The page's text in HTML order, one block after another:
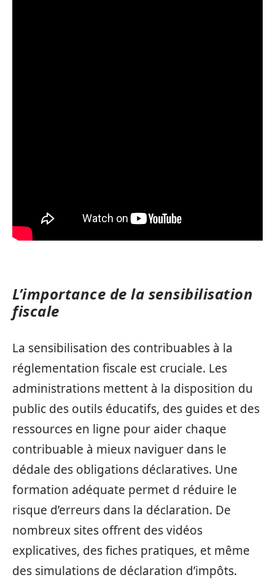
L’importance de la sensibilisation
fiscale
La sensibilisation des contribuables à la
réglementation fiscale est cruciale. Les
administrations mettent à la disposition du
public des outils éducatifs, des guides et des
ressources en ligne pour aider chaque
contribuable à mieux naviguer dans le
dédale des obligations déclaratives. Une
formation adéquate permet d réduire le
risque d’erreurs dans la déclaration. De
nombreux sites offrent des vidéos
explicatives, des fiches pratiques, et même
des simulations de déclaration d’impôts.